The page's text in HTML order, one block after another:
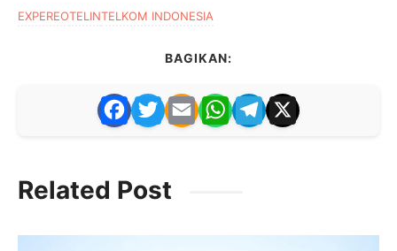
EXPEREOTELINTELKOM INDONESIA
BAGIKAN:
F
a
e
T
w
er
E
m
l
W
h
T
el
X
Related Post